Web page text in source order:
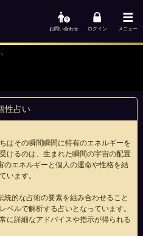
お問い合わせ ログイン メニュー
性占い
はその瞬間瞬間に特有のエネルギーを
けるのは、生まれた瞬間の宇宙の配置
のエネルギーと個人の運命や性格を結
います。
統的な占術の要素を組み合わせること
ベルで解析する占いとなっています。
に詳細なアドバイスや指示が得られる